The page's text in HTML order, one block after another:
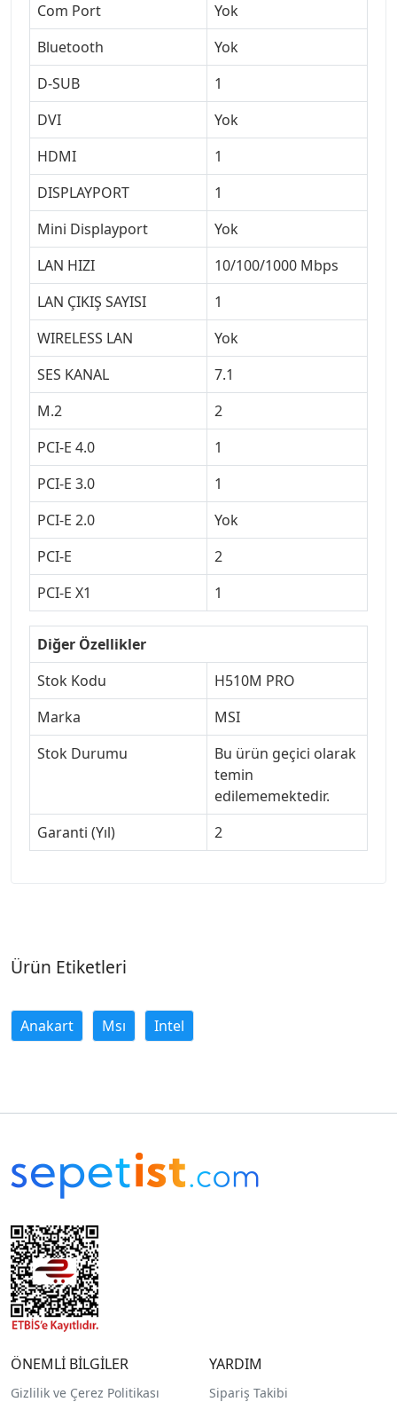
Com Port
Yok
Bluetooth
Yok
D-SUB
1
DVI
Yok
HDMI
1
DISPLAYPORT
1
Mini Displayport
Yok
LAN HIZI
10/100/1000 Mbps
LAN ÇIKIŞ SAYISI
1
WIRELESS LAN
Yok
SES KANAL
7.1
M.2
2
PCI-E 4.0
1
PCI-E 3.0
1
PCI-E 2.0
Yok
PCI-E
2
PCI-E X1
1
Diğer Özellikler
Stok Kodu
H510M PRO
Marka
MSI
Stok Durumu
Bu ürün geçici olarak
temin
edilememektedir.
Garanti (Yıl)
2
Ürün Etiketleri
Anakart Msı Intel
ÖNEMLİ BİLGİLER
Gizlilik ve Çerez Politikası
YARDIM
Sipariş Takibi